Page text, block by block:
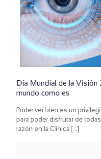
Día Mundial de la Visión
mundo como es
Poder ver bien es un
para poder disfrutar de
razón en la Clínica […]